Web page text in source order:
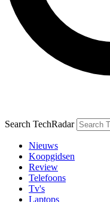
Search TechRadar
Nieuws
Koopgidsen
Review
Telefoons
Tv's
Laptops